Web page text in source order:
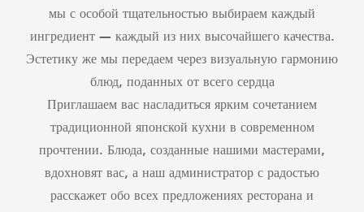
мы с особой тщательностью выбираем каждый
ингредиент — каждый из них высочайшего качества.
Эстетику же мы передаем через визуальную гармонию
блюд, поданных от всего сердца
Приглашаем вас насладиться ярким сочетанием
традиционной японской кухни в современном
прочтении. Блюда, созданные нашими мастерами,
вдохновят вас, а наш администратор с радостью
расскажет обо всех предложениях ресторана и